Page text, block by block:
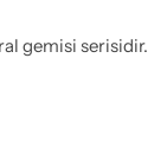
gemisi serisidir.